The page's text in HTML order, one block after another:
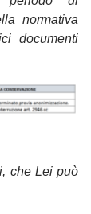
normativa
documenti
che Lei può